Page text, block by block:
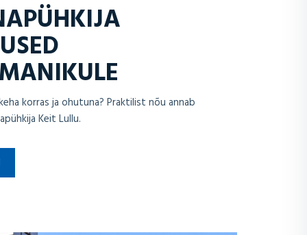
korras ja ohutuna? Praktilist nõu annab
Keit Lullu.